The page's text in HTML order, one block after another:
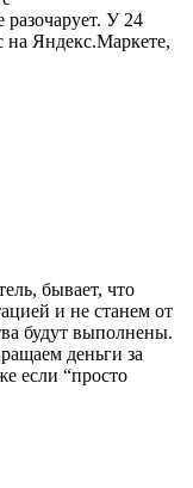
У 24
на Яндекс.Маркете,
бывает, что
и не станем от
будут выполнены.
деньги за
если “просто